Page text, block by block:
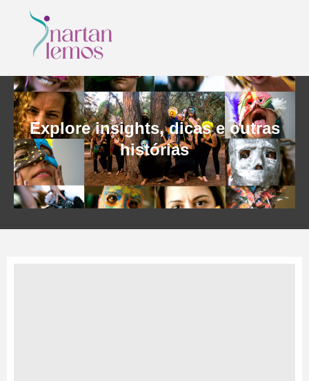
Explore insights, dicas e outras
histórias